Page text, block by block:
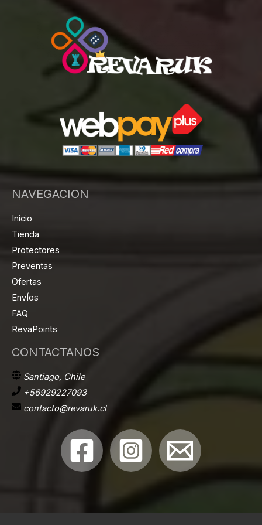
NAVEGACION
Inicio
Tienda
Protectores
Preventas
Ofertas
EnvÍos
FAQ
RevaPoints
CONTACTANOS
Santiago, Chile
+56929227093
contacto@revaruk.cl